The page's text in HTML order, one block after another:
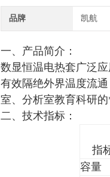
品牌 凯航
一、产品简介：
数显恒温电热套广泛
有效隔绝外界温度流
室、分析室教育科研的
二、技术指标：
指
容量